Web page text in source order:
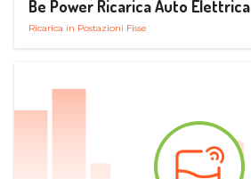
Be Power Ricarica Auto Elettrica
Ricarica in Postazioni Fisse